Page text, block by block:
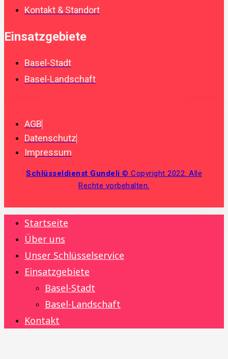
Kontakt & Standort
Einsatzgebiete
Basel-Stadt
Basel-Landschaft
AGB
Datenschutz
Impressum
Schlüsseldienst Gundeli © Copyright 2022. Alle
Rechte vorbehalten.
Startseite
Über uns
Unser Schlüsselservice
Einsatzgebiete
Basel-Stadt
Basel-Landschaft
Kontakt